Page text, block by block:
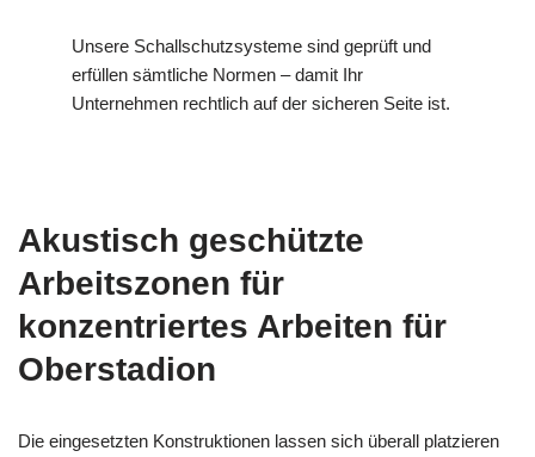
Unsere Schallschutzsysteme sind geprüft und
erfüllen sämtliche Normen – damit Ihr
Unternehmen rechtlich auf der sicheren Seite ist.
Akustisch geschützte
Arbeitszonen für
konzentriertes Arbeiten für
Oberstadion
Die eingesetzten Konstruktionen lassen sich überall platzieren